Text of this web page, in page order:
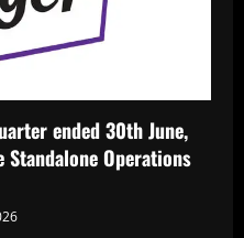
ended 30th June,
Standalone Operations